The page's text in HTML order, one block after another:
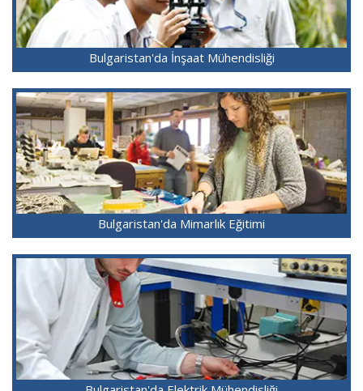
Bulgaristan'da İnşaat Mühendisliği
Bulgaristan'da Mimarlık Eğitimi